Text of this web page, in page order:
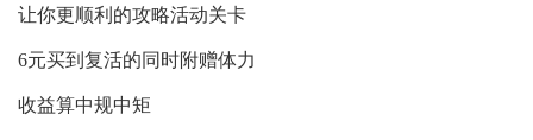
让你更顺利的攻略活动关卡
6元买到复活的同时附赠体力
收益算中规中矩